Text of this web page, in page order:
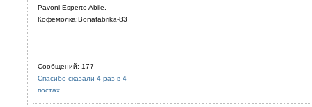
Pavoni Esperto Abile.
Кофемолка:Bonafabrika-83
Сообщений: 177
Спасибо сказали 4 раз в 4
постах